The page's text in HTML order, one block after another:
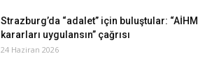
Strazburg’da “adalet” için buluştular: “AİHM
kararları uygulansın” çağrısı
24 Haziran 2026